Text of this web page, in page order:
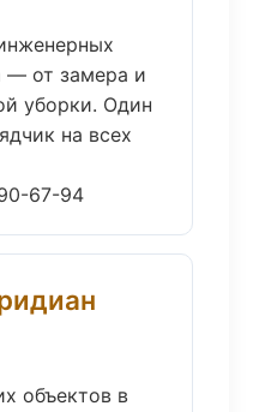
— от замера и
уборки. Один
на всех
67-94
объектов в